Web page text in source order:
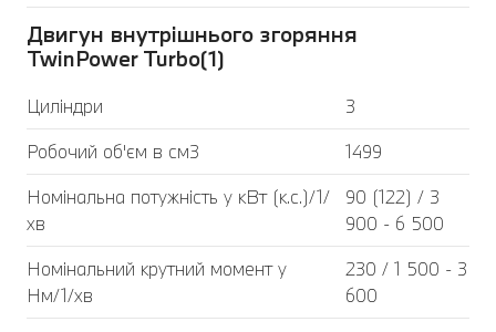
Двигун внутрішнього згоряння
TwinPower Turbo(1)
Циліндри
3
Робочий об'єм в см3
1499
Номінальна потужність у кВт (к.с.)/1/
хв
90 (122) / 3
900 - 6 500
Номінальний крутний момент у
Нм/1/хв
230 / 1 500 - 3
600